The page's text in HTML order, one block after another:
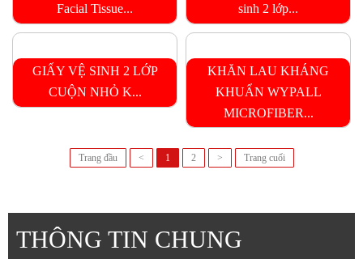
Facial Tissue...
sinh 2 lớp...
GIẤY VỆ SINH 2 LỚP
CUỘN NHỎ K...
KHĂN LAU KHÁNG
KHUẨN WYPALL
MICROFIBER...
Trang đầu < 1 2 > Trang cuối
THÔNG TIN CHUNG